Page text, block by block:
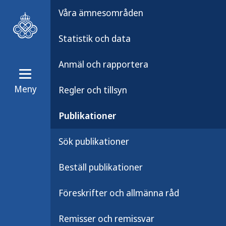
Meny
Våra ämnesområden
Statistik och data
Anmäl och rapportera
Regler och tillsyn
Publikationer
Sök publikationer
Beställ publikationer
Föreskrifter och allmänna råd
Remisser och remissvar
Publikationer
Proaktivt
Utvärdering av länsgemensam
Rapporten redovisar resultaten
länsgemensam rutin för ett